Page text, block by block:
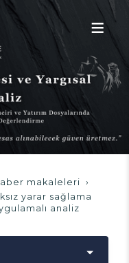
makaleleri
yarar sağlama
analiz